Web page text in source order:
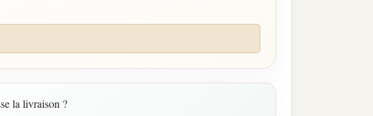
la livraison ?